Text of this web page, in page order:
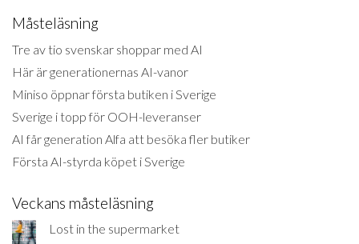
Måsteläsning
Tre av tio svenskar shoppar med AI
Här är generationernas AI-vanor
Miniso öppnar första butiken i Sverige
Sverige i topp för OOH-leveranser
AI får generation Alfa att besöka fler butiker
Första AI-styrda köpet i Sverige
Veckans måsteläsning
Lost in the supermarket